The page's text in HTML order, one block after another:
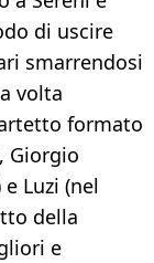
di uscire
smarrendosi
volta
formato
Giorgio
Luzi (nel
della
e